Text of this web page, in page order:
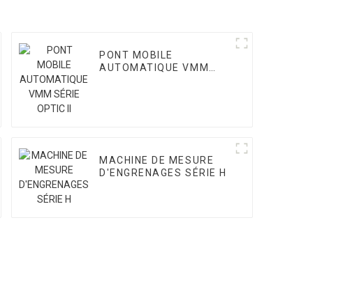
PONT MOBILE
AUTOMATIQUE VMM
MACHINE DE MESURE
D'ENGRENAGES SÉRIE H